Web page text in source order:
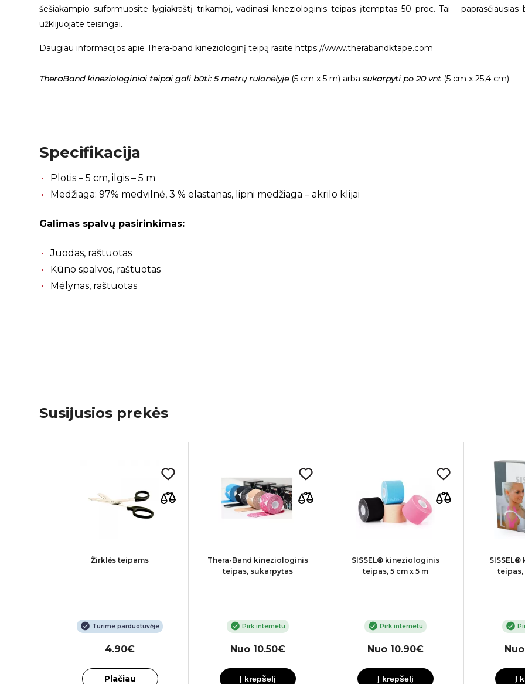
šešiakampio suformuosite lygiakraštį trikampį, vadinasi kineziologinis teipas įtemptas 50 proc. Tai -
užklijuojate teisingai.
Daugiau informacijos apie Thera-band kineziologinį teipą rasitehttps://www.therabandktape.com
TheraBand kineziologiniai teipai gali būti: 5 metrų rulonėlyje (5 cm x 5 m) arbasukarpyti po 20 vnt (5 cm x 25,4 cm).
Specifikacija
Plotis – 5 cm, ilgis – 5 m
Medžiaga: 97% medvilnė, 3 % elastanas, lipni medžiaga – akrilo klijai
Galimas spalvų pasirinkimas:
Juodas, raštuotas
Kūno spalvos, raštuotas
Mėlynas, raštuotas
Susijusios prekės
Žirklės teipams
Turime parduotuvėje
4.90€
Plačiau
Thera-Band kineziologinis
teipas, sukarpytas
Pirk internetu
Nuo 10.50€
Į krepšelį
SISSEL® kineziologinis
teipas, 5 cm x 5 m
Pirk internetu
Nuo 10.90€
Į krepšelį
teipas,
Į